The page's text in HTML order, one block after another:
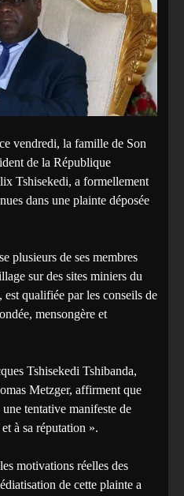
vendredi, la famille de Son
de la République
Tshisekedi, a formellement
dans une plainte déposée
plusieurs de ses membres
sur des sites miniers du
qualifiée par les conseils de
mensongère et
Tshisekedi Tshibanda,
Metzger, affirment que
tentative manifeste de
à sa réputation ».
motivations réelles des
de cette plainte a